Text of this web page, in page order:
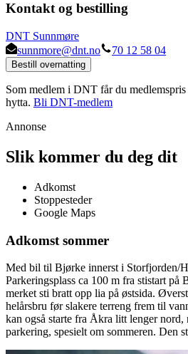
Kontakt og bestilling
DNT Sunnmøre
sunnmore@dnt.no
70 12 58 04
Bestill overnatting
Som medlem i DNT får du
hytta. Bli DNT-medlem
Annonse
Slik kommer du deg dit
Adkomst
Stoppesteder
Google Maps
Adkomst sommer
Med bil til Bjørke innerst i Storfjorden/
Parkeringsplass ca 100 m fra stistart
merket sti bratt opp lia på østsida.
helårsbru før slakere terreng frem til
kan også starte fra Åkra litt lenger nord,
parkering, spesielt om sommeren. Den